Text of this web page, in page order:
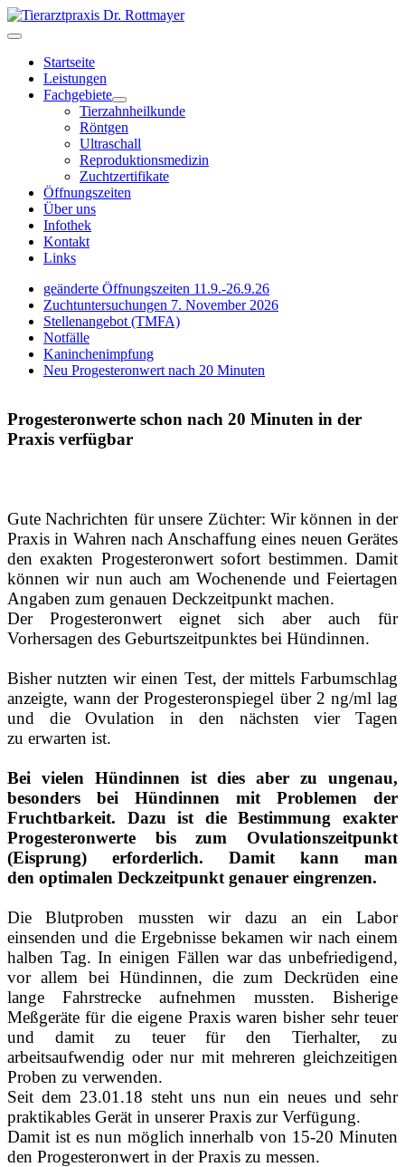
Startseite
Leistungen
Fachgebiete
Tierzahnheilkunde
Röntgen
Ultraschall
Reproduktionsmedizin
Zuchtzertifikate
Öffnungszeiten
Über uns
Infothek
Kontakt
Links
geänderte Öffnungszeiten 11.9.-26.9.26
Zuchtuntersuchungen 7. November 2026
Stellenangebot (TMFA)
Notfälle
Kaninchenimpfung
Neu Progesteronwert nach 20 Minuten
Progesteronwerte schon nach 20 Minuten in der
Praxis verfügbar
Gute Nachrichten für unsere Züchter: Wir können in der
Praxis in Wahren nach Anschaffung eines neuen Gerätes
den exakten Progesteronwert sofort bestimmen. Damit
können wir nun auch am Wochenende und Feiertagen
Angaben zum genauen Deckzeitpunkt machen.
Der Progesteronwert eignet sich aber auch für
Vorhersagen des Geburtszeitpunktes bei Hündinnen.
Bisher nutzten wir einen Test, der mittels Farbumschlag
anzeigte, wann der Progesteronspiegel über 2 ng/ml lag
und die Ovulation in den nächsten vier Tagen
zu erwarten ist.
Bei vielen Hündinnen ist dies aber zu ungenau,
besonders bei Hündinnen mit Problemen der
Fruchtbarkeit. Dazu ist die Bestimmung exakter
Progesteronwerte bis zum Ovulationszeitpunkt
(Eisprung) erforderlich. Damit kann man
den optimalen Deckzeitpunkt genauer eingrenzen.
Die Blutproben mussten wir dazu an ein Labor
einsenden und die Ergebnisse bekamen wir nach einem
halben Tag. In einigen Fällen war das unbefriedigend,
vor allem bei Hündinnen, die zum Deckrüden eine
lange Fahrstrecke aufnehmen mussten. Bisherige
Meßgeräte für die eigene Praxis waren bisher sehr teuer
und damit zu teuer für den Tierhalter, zu
arbeitsaufwendig oder nur mit mehreren gleichzeitigen
Proben zu verwenden.
Seit dem 23.01.18 steht uns nun ein neues und sehr
praktikables Gerät in unserer Praxis zur Verfügung.
Damit ist es nun möglich innerhalb von 15-20 Minuten
den Progesteronwert in der Praxis zu messen.